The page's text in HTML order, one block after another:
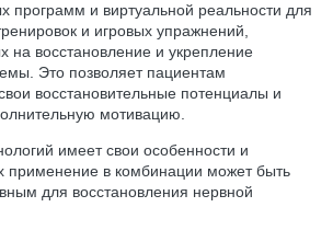
программ и виртуальной реальности для
и игровых упражнений,
на восстановление и укрепление
Это позволяет пациентам
восстановительные потенциалы и
мотивацию.
имеет свои особенности и
применение в комбинации может быть
для восстановления нервной